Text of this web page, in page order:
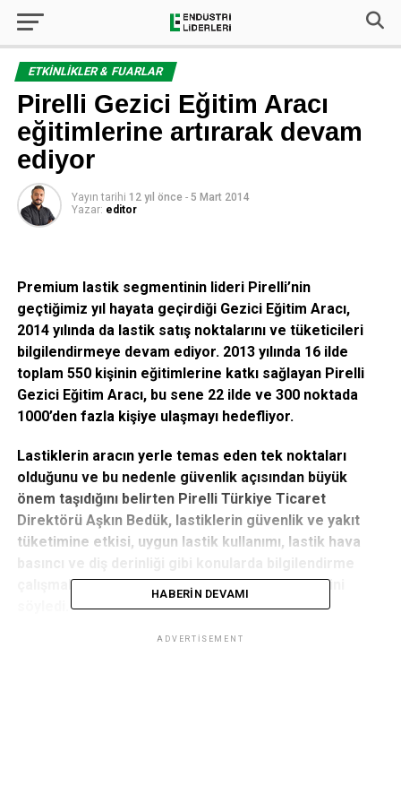
ETKINLIKLER & FUARLAR
Pirelli Gezici Eğitim Aracı
eğitimlerine artırarak devam
ediyor
Yayın tarihi 12 yıl önce - 5 Mart 2014
Yazar: editor
Premium lastik segmentinin lideri Pirelli’nin
geçtiğimiz yıl hayata geçirdiği Gezici Eğitim Aracı,
2014 yılında da lastik satış noktalarını ve tüketicileri
bilgilendirmeye devam ediyor. 2013 yılında 16 ilde
toplam 550 kişinin eğitimlerine katkı sağlayan Pirelli
Gezici Eğitim Aracı, bu sene 22 ilde ve 300 noktada
1000’den fazla kişiye ulaşmayı hedefliyor.
Lastiklerin aracın yerle temas eden tek noktaları
olduğunu ve bu nedenle güvenlik açısından büyük
önem taşıdığını belirten Pirelli Türkiye Ticaret
Direktörü Aşkın Bedük, lastiklerin güvenlik ve yakıt
tüketimine etkisi, uygun lastik kullanımı, lastik hava
çalışmalarına 2014 yılında da devam edeceklerini
HABERIN DEVAMI
ADVERTISEMENT